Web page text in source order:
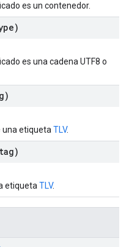
es un contenedor.
es una cadena UTF8 o
una etiqueta TLV.
etiqueta TLV.